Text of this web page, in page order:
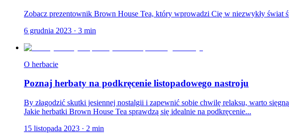
Zobacz prezentownik Brown House Tea, który wprowadzi Cię w niezwykły świat
6 grudnia 2023 · 3 min
O herbacie
Poznaj herbaty na podkręcenie listopadowego nastroju
By złagodzić skutki jesiennej nostalgii i zapewnić sobie chwilę relaksu, warto
Jakie herbatki Brown House Tea sprawdzą się idealnie na podkręcenie...
15 listopada 2023 · 2 min